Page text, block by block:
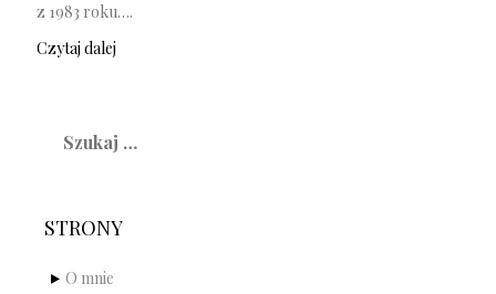
z 1983 roku….
Czytaj dalej
STRONY
O mnie